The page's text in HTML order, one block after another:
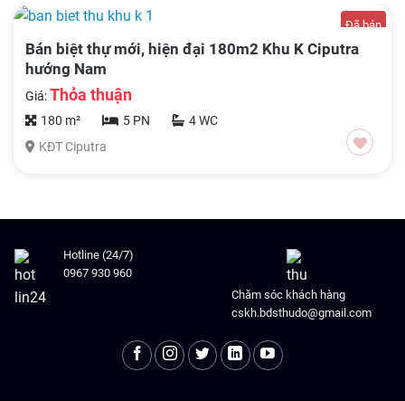
Đã bán
Bán biệt thự mới, hiện đại 180m2 Khu K Ciputra
hướng Nam
Giá:Thỏa thuận
180 m² 5 PN
4 WC
KĐT Ciputra
Hotline (24/7)
0967 930 960
Chăm sóc khách hàng
cskh.bdsthudo@gmail.com